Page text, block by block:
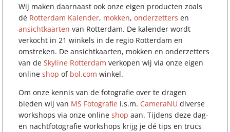
Wij maken daarnaast ook onze eigen producten zoals
dé Rotterdam Kalender, mokken,onderzetters en
ansichtkaarten van Rotterdam. De kalender wordt
verkocht in 21 winkels in de regio Rotterdam en
omstreken. De ansichtkaarten, mokken en onderzetters
van deSkyline Rotterdam verkopen wij via onze eigen
onlineshop of bol.com winkel.
Om onze kennis van de fotografie over te dragen
bieden wij van MS Fotografie i.s.m. CameraNU diverse
workshops via onze onlineshop aan. Tijdens deze dag-
en nachtfotografie workshops krijg je dé tips en trucs